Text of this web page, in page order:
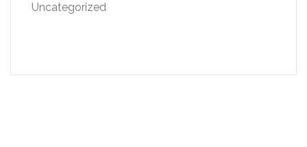
Uncategorized